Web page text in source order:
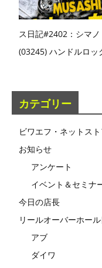
ス日記#2402：シマ
(03245) ハンドルロ
カテゴリー
ビワエフ・ネットス
お知らせ
アンケート
イベント＆セミナ
今日の店長
リールオーバーホー
アブ
ダイワ